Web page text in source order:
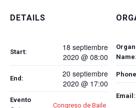
DETAILS
Start:
18 septiembre
2020 @ 08:00
End:
20 septiembre
2020 @ 17:00
Evento
Congreso de Baile
Name:
Email: